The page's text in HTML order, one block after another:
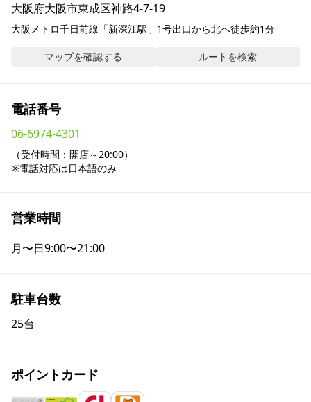
Contact us in English
大阪府大阪市東成区神路4-7-19
大阪メトロ千日前線「新深江駅」1号出口から北へ徒歩約1分
マップを確認する ルートを検索
電話番号
06-6974-4301
（受付時間：開店～20:00）
※電話対応は日本語のみ
営業時間
月〜日9:00〜21:00
駐車台数
25台
ポイントカード